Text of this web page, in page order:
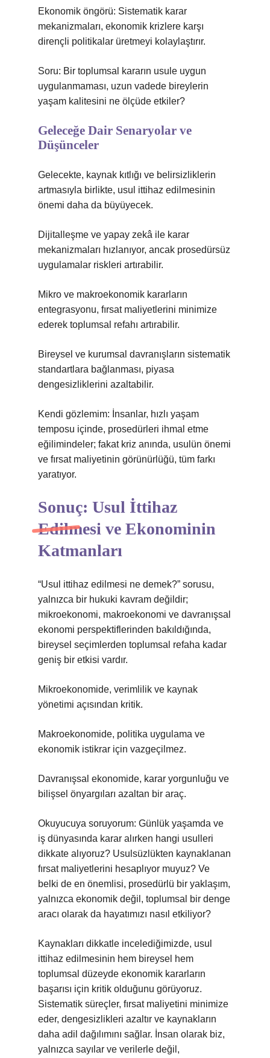
Ekonomik öngörü: Sistematik karar
mekanizmaları, ekonomik krizlere karşı
dirençli politikalar üretmeyi kolaylaştırır.
Soru: Bir toplumsal kararın usule uygun
uygulanmaması, uzun vadede bireylerin
yaşam kalitesini ne ölçüde etkiler?
Geleceğe Dair Senaryolar ve
Düşünceler
Gelecekte, kaynak kıtlığı ve belirsizliklerin
artmasıyla birlikte, usul ittihaz edilmesinin
önemi daha da büyüyecek.
Dijitalleşme ve yapay zekâ ile karar
mekanizmaları hızlanıyor, ancak prosedürsüz
uygulamalar riskleri artırabilir.
Mikro ve makroekonomik kararların
entegrasyonu, fırsat maliyetlerini minimize
ederek toplumsal refahı artırabilir.
Bireysel ve kurumsal davranışların sistematik
standartlara bağlanması, piyasa
dengesizliklerini azaltabilir.
Kendi gözlemim: İnsanlar, hızlı yaşam
temposu içinde, prosedürleri ihmal etme
eğilimindeler; fakat kriz anında, usulün önemi
ve fırsat maliyetinin görünürlüğü, tüm farkı
yaratıyor.
Sonuç: Usul İttihaz
Edilmesi ve Ekonominin
Katmanları
“Usul ittihaz edilmesi ne demek?” sorusu,
yalnızca bir hukuki kavram değildir;
mikroekonomi, makroekonomi ve davranışsal
ekonomi perspektiflerinden bakıldığında,
bireysel seçimlerden toplumsal refaha kadar
geniş bir etkisi vardır.
Mikroekonomide, verimlilik ve kaynak
yönetimi açısından kritik.
Makroekonomide, politika uygulama ve
ekonomik istikrar için vazgeçilmez.
Davranışsal ekonomide, karar yorgunluğu ve
bilişsel önyargıları azaltan bir araç.
Okuyucuya soruyorum: Günlük yaşamda ve
iş dünyasında karar alırken hangi usulleri
dikkate alıyoruz? Usulsüzlükten kaynaklanan
fırsat maliyetlerini hesaplıyor muyuz? Ve
belki de en önemlisi, prosedürlü bir yaklaşım,
yalnızca ekonomik değil, toplumsal bir denge
aracı olarak da hayatımızı nasıl etkiliyor?
Kaynakları dikkatle incelediğimizde, usul
ittihaz edilmesinin hem bireysel hem
toplumsal düzeyde ekonomik kararların
başarısı için kritik olduğunu görüyoruz.
Sistematik süreçler, fırsat maliyetini minimize
eder, dengesizlikleri azaltır ve kaynakların
daha adil dağılımını sağlar. İnsan olarak biz,
yalnızca sayılar ve verilerle değil,